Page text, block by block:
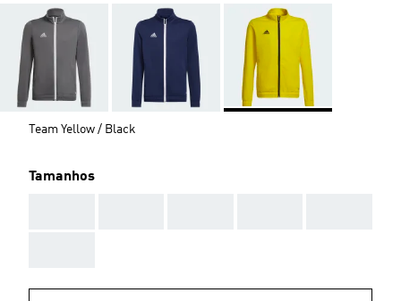
Team Yellow / Black
Tamanhos